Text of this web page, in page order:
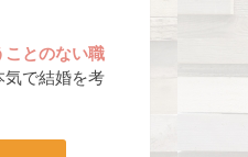
ことのない職
気で結婚を考